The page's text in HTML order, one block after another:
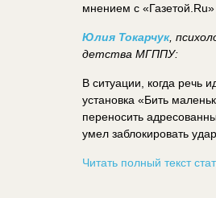
мнением с «Газетой.Ru»
Юлия Токарчук,
детства МГППУ:
В ситуации, когда речь
установка «Бить
переносить
умел заблокировать
Читать полный текст